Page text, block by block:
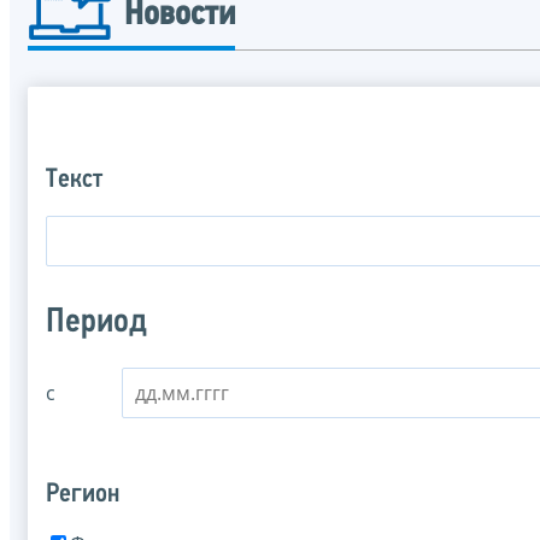
Новости
Текст
Период
с
Регион